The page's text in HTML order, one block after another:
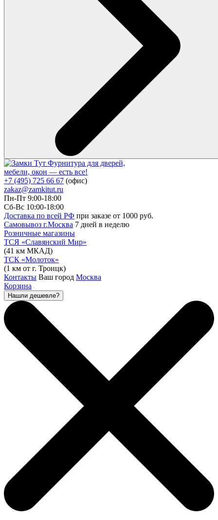
Фурнитура для дверей,
мебели, окон — есть все!
+7 (495) 725 66 67 (офис)
zakaz@zamkitut.ru
Пн-Пт 9:00-18:00
Сб-Вс 10:00-18:00
Доставка по всей РФ при заказе от 1000 руб.
Самовывоз г.Москва 7 дней в неделю
Розничные магазины
ТСЯ «Славянский Мир»
(41 км МКАД)
ТСК «Молоток»
(1 км от г. Троицк)
Контакты Ваш город Москва
Корзина
Нашли дешевле?